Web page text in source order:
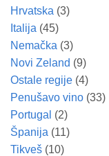
Hrvatska (3)
Italija (45)
Nemačka (3)
Novi Zeland (9)
Ostale regije (4)
Penušavo vino (33)
Portugal (2)
Španija (11)
Tikveš (10)